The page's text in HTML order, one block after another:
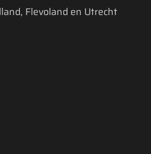
Flevoland en Utrecht